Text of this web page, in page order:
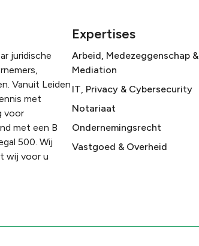
juridische
Vanuit Leiden
met
voor
met een B
500. Wij
wij voor u
Expertises
Arbeid, Medezeggenschap &
Mediation
IT, Privacy & Cybersecurity
Notariaat
Ondernemingsrecht
Vastgoed & Overheid